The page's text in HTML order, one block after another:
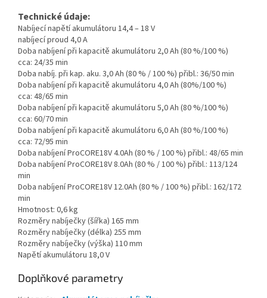
Technické údaje:
Nabíjecí napětí akumulátoru 14,4 – 18 V
nabíjecí proud 4,0 A
Doba nabíjení při kapacitě akumulátoru 2,0 Ah (80 %/100 %)
cca: 24/35 min
Doba nabíj. při kap. aku. 3,0 Ah (80 % / 100 %) přibl.: 36/50 min
Doba nabíjení při kapacitě akumulátoru 4,0 Ah (80%/100 %)
cca: 48/65 min
Doba nabíjení při kapacitě akumulátoru 5,0 Ah (80 %/100 %)
cca: 60/70 min
Doba nabíjení při kapacitě akumulátoru 6,0 Ah (80 %/100 %)
cca: 72/95 min
Doba nabíjení ProCORE18V 4.0Ah (80 % / 100 %) přibl.: 48/65 min
Doba nabíjení ProCORE18V 8.0Ah (80 % / 100 %) přibl.: 113/124
min
Doba nabíjení ProCORE18V 12.0Ah (80 % / 100 %) přibl.: 162/172
min
Hmotnost: 0,6 kg
Rozměry nabíječky (šířka) 165 mm
Rozměry nabíječky (délka) 255 mm
Rozměry nabíječky (výška) 110 mm
Napětí akumulátoru 18,0 V
Doplňkové parametry